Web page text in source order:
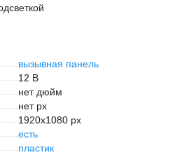
вызывная панель
12 В
нет дюйм
нет px
1920х1080 px
есть
пластик